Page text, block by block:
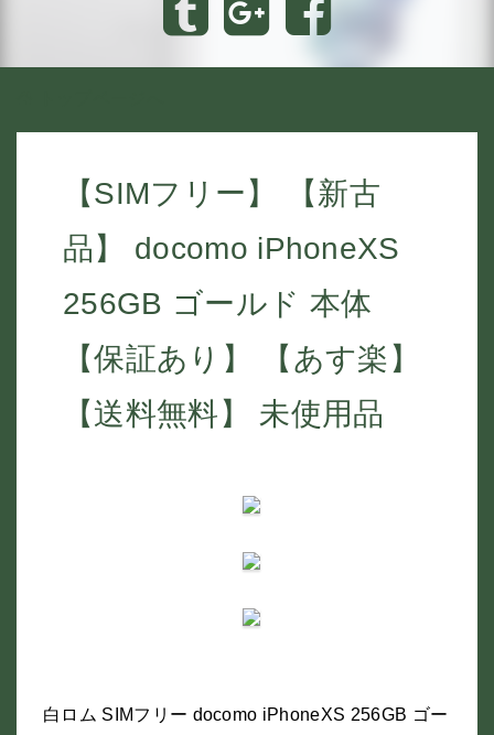
【SIMフリー】 【新古
品】 docomo iPhoneXS
256GB ゴールド 本体
【保証あり】 【あす楽】
【送料無料】 未使用品
白ロム SIMフリー docomo iPhoneXS 256GB ゴー